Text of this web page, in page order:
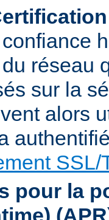
réseau
sur la
alors
SSL/
pour la